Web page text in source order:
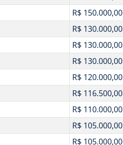
R$ 150.000,00
R$ 130.000,00
R$ 130.000,00
R$ 130.000,00
R$ 120.000,00
R$ 116.500,00
R$ 110.000,00
R$ 105.000,00
R$ 105.000,00